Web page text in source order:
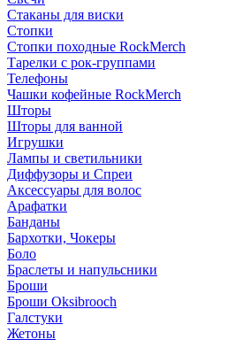
Стаканы для виски
Стопки
Стопки походные RockMerch
Тарелки с рок-группами
Телефоны
Чашки кофейные RockMerch
Шторы
Шторы для ванной
Игрушки
Лампы и светильники
Диффузоры и Спреи
Аксессуары для волос
Арафатки
Банданы
Бархотки, Чокеры
Боло
Браслеты и напульсники
Броши
Броши Oksibrooch
Галстуки
Жетоны